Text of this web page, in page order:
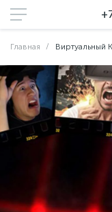
Главная Виртуальный